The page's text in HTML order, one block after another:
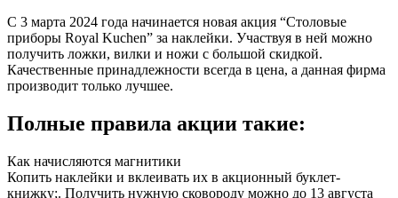
С 3 марта 2024 года начинается новая акция “Столовые
приборы Royal Kuchen” за наклейки. Участвуя в ней можно
получить ложки, вилки и ножи с большой скидкой.
Качественные принадлежности всегда в цена, а данная фирма
производит только лучшее.
Полные правила акции такие:
Как начисляются магнитики
Копить наклейки и вклеивать их в акционный буклет-
книжку;. Получить нужную сковороду можно до 13 августа